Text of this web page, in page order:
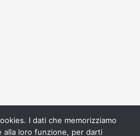
I dati che memorizziamo
alla loro funzione, per darti